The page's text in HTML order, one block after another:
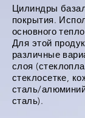
Цилиндры
покрытия.
основного
Для этой
различные
слоя
стеклосетке,
сталь/
сталь).